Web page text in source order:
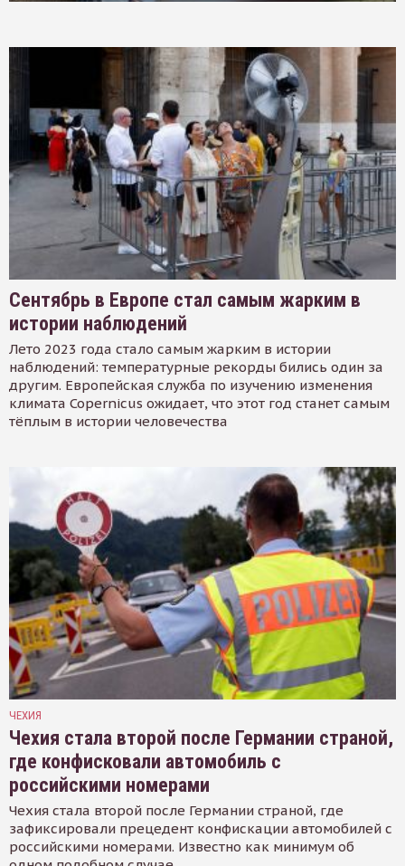
Сентябрь в Европе стал самым жарким в
истории наблюдений
Лето 2023 года стало самым жарким в истории
наблюдений: температурные рекорды бились один за
другим. Европейская служба по изучению изменения
климата Copernicus ожидает, что этот год станет самым
тёплым в истории человечества
ЧЕХИЯ
Чехия стала второй после Германии страной,
где конфисковали автомобиль с
российскими номерами
Чехия стала второй после Германии страной, где
зафиксировали прецедент конфискации автомобилей с
российскими номерами. Известно как минимум об